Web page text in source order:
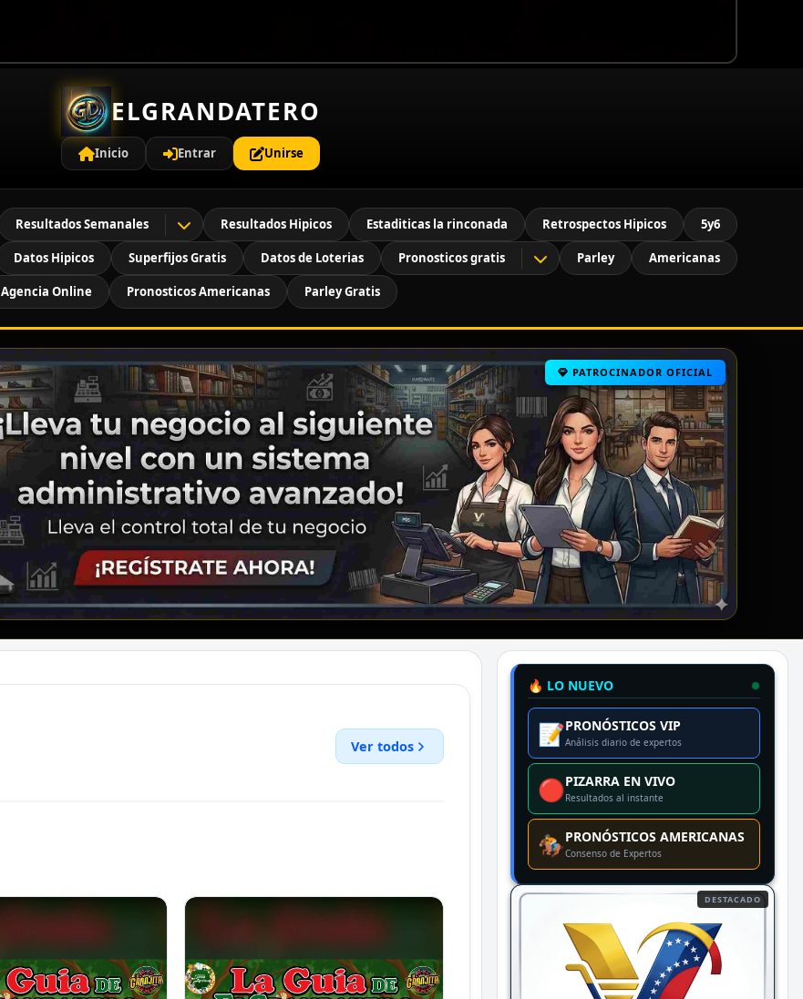
ELGRANDATERO
Inicio Entrar Unirse
Resultados Semanales Resultados Hipicos Estaditicas la rinconada Retrospectos Hipicos 5y6
Datos Hipicos Superfijos Gratis Datos de Loterias Pronosticos gratis Parley Americanas
Agencia Online Pronosticos Americanas Parley Gratis
PATROCINADOR OFICIAL
Ver todos
🔥 LO NUEVO
📝PRONÓSTICOS VIP
Análisis diario de expertos
🔴PIZARRA EN VIVO
Resultados al instante
🏇PRONÓSTICOS AMERICANAS
Consenso de Expertos
DESTACADO